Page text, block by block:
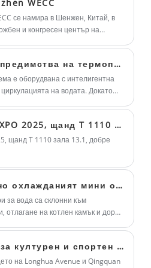
въздух или обратно. Това
на потреблението
като същевременно
внимание е да се подобрят
възможности и
на оборудването и ние
някои креативни опаковъчни
към пазара от висок
дошли да закупите
свеж въздух, мощна
работа и елегантен
на продукта. Винаги е добър
WECC
се намира в Шенжен, Китай, в
и конгресен център на
Какви са другите предимства на термопомпената система въздух-енергия?
е оборудвана с интелигентна
на водата. Докато
появата на горещи и студени
ASIA POOL & SPA EXPO 2025, щанд T 1110 зала 13.1, добре дошли на нашия щанд!
щанд T 1110 зала 13.1, добре
Как може въздушно охлажданият мини охладител за вода да защити здравето на семейството?
за вода са склонни към
отлагане на котлен камък и дори
новият мини диспенсър
се превръща в идеален избор
Проект за басейн за културен и спортен център Blueway: Проект за културен и спортен център на област Шенжен Longhua
на Longhua Avenue и Qingquan